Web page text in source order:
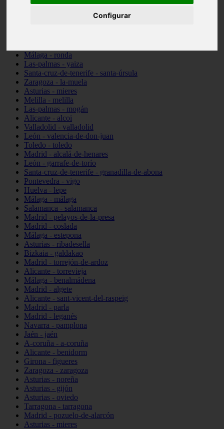
Configurar
Málaga - ronda
Las-palmas - yaiza
Santa-cruz-de-tenerife - santa-úrsula
Zaragoza - la-muela
Asturias - mieres
Melilla - melilla
Las-palmas - mogán
Alicante - alcoi
Valladolid - valladolid
León - valencia-de-don-juan
Toledo - toledo
Madrid - alcalá-de-henares
León - garrafe-de-torío
Santa-cruz-de-tenerife - granadilla-de-abona
Pontevedra - vigo
Huelva - lepe
Málaga - málaga
Salamanca - salamanca
Madrid - pelayos-de-la-presa
Madrid - coslada
Málaga - estepona
Asturias - ribadesella
Bizkaia - galdakao
Madrid - torrejón-de-ardoz
Alicante - torrevieja
Málaga - benalmádena
Madrid - algete
Alicante - sant-vicent-del-raspeig
Madrid - parla
Madrid - leganés
Navarra - pamplona
Jaén - jaén
A-coruña - a-coruña
Alicante - benidorm
Girona - figueres
Zaragoza - zaragoza
Asturias - noreña
Asturias - gijón
Asturias - oviedo
Tarragona - tarragona
Madrid - pozuelo-de-alarcón
Asturias - mieres